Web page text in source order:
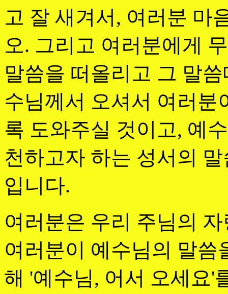
고 잘 새겨서, 여러분 마
오. 그리고 여러분에게
말씀을 떠올리고 그 말
수님께서 오셔서 여러분
록 도와주실 것이고, 예
천하고자 하는 성서의
입니다.
여러분은 우리 주님의
여러분이 예수님의 말씀
해 '예수님, 어서 오세요'